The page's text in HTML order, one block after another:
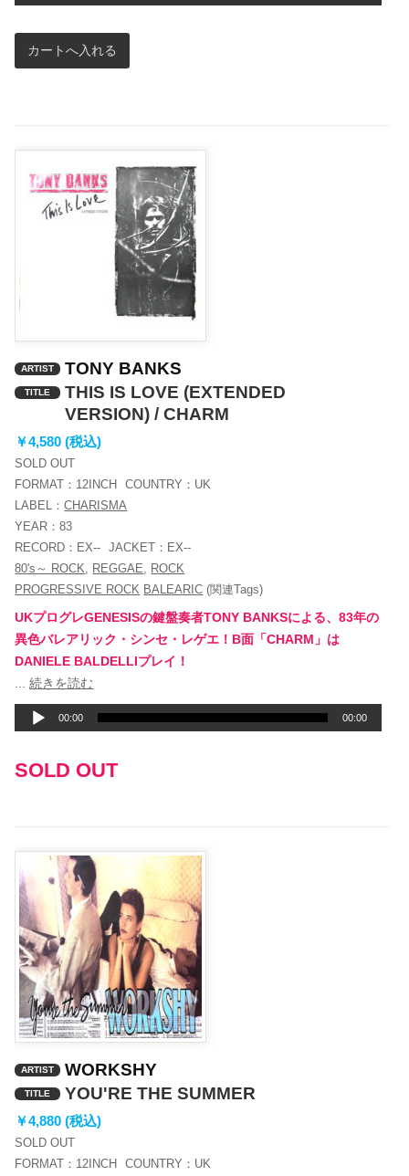
ー
ヤ
ARTIST TONY BANKS
TITLE
THIS IS LOVE (EXTENDED
VERSION) / CHARM
￥4,580 (税込)
SOLD OUT
FORMAT： 12INCH COUNTRY： UK
LABEL：CHARISMA
YEAR：83
RECORD： EX-- JACKET： EX--
80's～ ROCK, REGGAE, ROCK
PROGRESSIVE ROCK BALEARIC (関連Tags)
UKプログレGENESISの鍵盤奏者TONY BANKSによる、83年の
異色バレアリック・シンセ・レゲエ！B面「CHARM」は
DANIELE BALDELLIプレイ！
続きを読む
声
プ
ー
00:00 00:00
SOLD OUT
ARTIST WORKSHY
TITLE YOU'RE THE SUMMER
￥4,880 (税込)
SOLD OUT
FORMAT： 12INCH COUNTRY： UK